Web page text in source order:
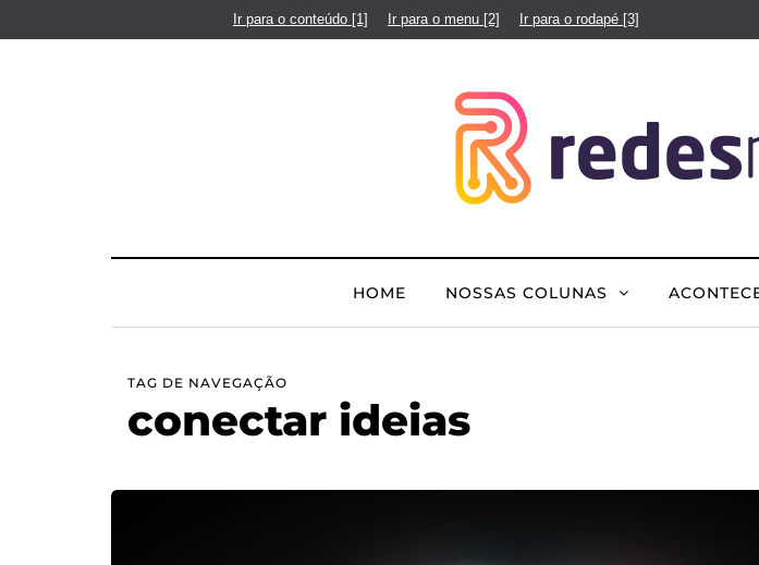
Ir para o conteúdo [1] Ir para o menu [2] Ir para o rodapé [3]
HOME NOSSAS COLUNAS
TAG DE NAVEGAÇÃO
conectar ideias